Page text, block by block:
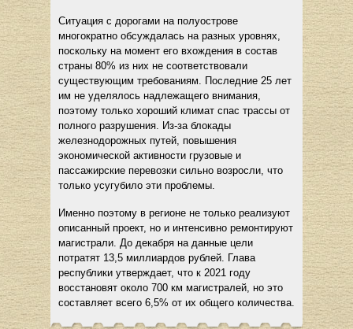
Ситуация с дорогами на полуострове
многократно обсуждалась на разных уровнях,
поскольку на момент его вхождения в состав
страны 80% из них не соответствовали
существующим требованиям. Последние 25 лет
им не уделялось надлежащего внимания,
поэтому только хороший климат спас трассы от
полного разрушения. Из-за блокады
железнодорожных путей, повышения
экономической активности грузовые и
пассажирские перевозки сильно возросли, что
только усугубило эти проблемы.
Именно поэтому в регионе не только реализуют
описанный проект, но и интенсивно ремонтируют
магистрали. До декабря на данные цели
потратят 13,5 миллиардов рублей. Глава
республики утверждает, что к 2021 году
восстановят около 700 км магистралей, но это
составляет всего 6,5% от их общего количества.